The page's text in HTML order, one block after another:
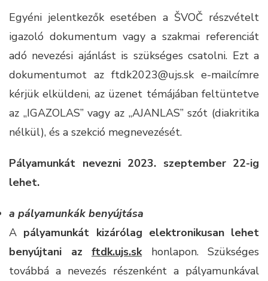
Egyéni jelentkezők esetében a ŠVOČ részvételt
igazoló dokumentum vagy a szakmai referenciát
adó nevezési ajánlást is szükséges csatolni. Ezt a
dokumentumot az ftdk2023@ujs.sk e-mailcímre
kérjük elküldeni, az üzenet témájában feltüntetve
az „IGAZOLAS” vagy az „AJANLAS” szót (diakritika
nélkül), és a szekció megnevezését.
Pályamunkát nevezni 2023. szeptember 22-ig
lehet.
a pályamunkák benyújtása
A pályamunkát kizárólag elektronikusan lehet
benyújtani az ftdk.ujs.skhonlapon. Szükséges
továbbá a nevezés részenként a pályamunkával